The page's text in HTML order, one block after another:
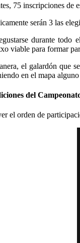
75 inscripciones de
serán 3 las
durante todo
viable para formar
el galardón que
en el mapa
del
el orden de